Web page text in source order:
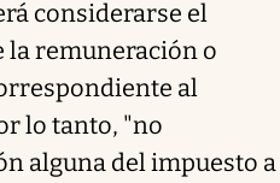
considerarse el
la remuneración o
al
lo tanto, "no
alguna del impuesto a